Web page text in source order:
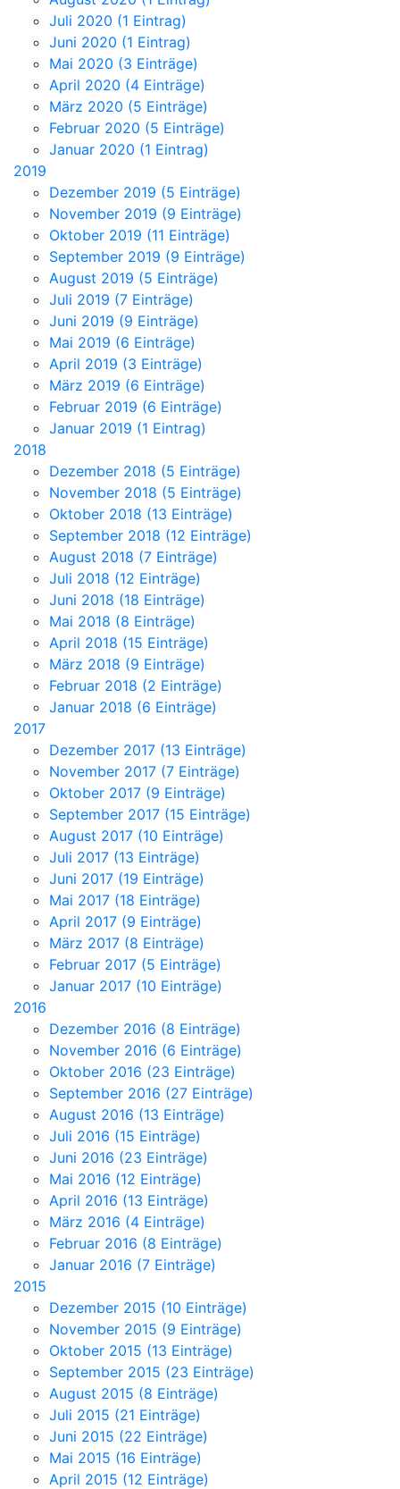
Juli 2020 (1 Eintrag)
Juni 2020 (1 Eintrag)
Mai 2020 (3 Einträge)
April 2020 (4 Einträge)
März 2020 (5 Einträge)
Februar 2020 (5 Einträge)
Januar 2020 (1 Eintrag)
2019
Dezember 2019 (5 Einträge)
November 2019 (9 Einträge)
Oktober 2019 (11 Einträge)
September 2019 (9 Einträge)
August 2019 (5 Einträge)
Juli 2019 (7 Einträge)
Juni 2019 (9 Einträge)
Mai 2019 (6 Einträge)
April 2019 (3 Einträge)
März 2019 (6 Einträge)
Februar 2019 (6 Einträge)
Januar 2019 (1 Eintrag)
2018
Dezember 2018 (5 Einträge)
November 2018 (5 Einträge)
Oktober 2018 (13 Einträge)
September 2018 (12 Einträge)
August 2018 (7 Einträge)
Juli 2018 (12 Einträge)
Juni 2018 (18 Einträge)
Mai 2018 (8 Einträge)
April 2018 (15 Einträge)
März 2018 (9 Einträge)
Februar 2018 (2 Einträge)
Januar 2018 (6 Einträge)
2017
Dezember 2017 (13 Einträge)
November 2017 (7 Einträge)
Oktober 2017 (9 Einträge)
September 2017 (15 Einträge)
August 2017 (10 Einträge)
Juli 2017 (13 Einträge)
Juni 2017 (19 Einträge)
Mai 2017 (18 Einträge)
April 2017 (9 Einträge)
März 2017 (8 Einträge)
Februar 2017 (5 Einträge)
Januar 2017 (10 Einträge)
2016
Dezember 2016 (8 Einträge)
November 2016 (6 Einträge)
Oktober 2016 (23 Einträge)
September 2016 (27 Einträge)
August 2016 (13 Einträge)
Juli 2016 (15 Einträge)
Juni 2016 (23 Einträge)
Mai 2016 (12 Einträge)
April 2016 (13 Einträge)
März 2016 (4 Einträge)
Februar 2016 (8 Einträge)
Januar 2016 (7 Einträge)
2015
Dezember 2015 (10 Einträge)
November 2015 (9 Einträge)
Oktober 2015 (13 Einträge)
September 2015 (23 Einträge)
August 2015 (8 Einträge)
Juli 2015 (21 Einträge)
Juni 2015 (22 Einträge)
Mai 2015 (16 Einträge)
April 2015 (12 Einträge)